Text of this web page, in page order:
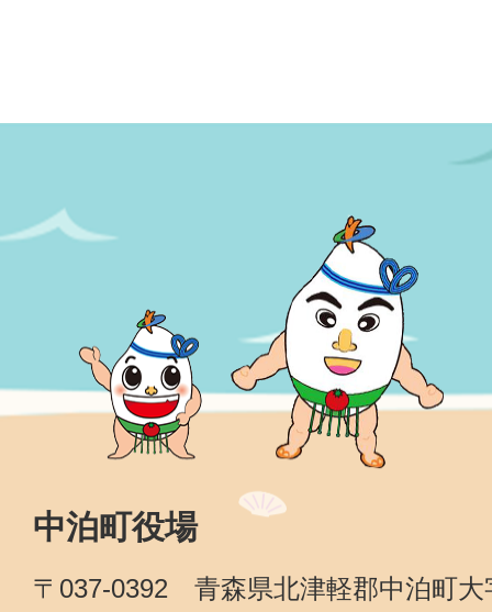
中泊町役場
〒037-0392 青森県北津軽郡中泊町大